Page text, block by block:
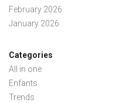
February 2026
January 2026
Categories
All in one
Enfants
Trends